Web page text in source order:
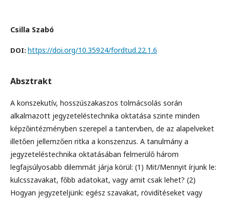
Csilla Szabó
DOI: https://doi.org/10.35924/fordtud.22.1.6
Absztrakt
A konszekutív, hosszúszakaszos tolmácsolás során
alkalmazott jegyzeteléstechnika oktatása szinte minden
képzőintézményben szerepel a tantervben, de az alapelveket
illetően jellemzően ritka a konszenzus. A tanulmány a
jegyzeteléstechnika oktatásában felmerülő három
legfajsúlyosabb dilemmát járja körül: (1) Mit/Mennyit írjunk le:
kulcsszavakat, főbb adatokat, vagy amit csak lehet? (2)
Hogyan jegyzeteljünk: egész szavakat, rövidítéseket vagy